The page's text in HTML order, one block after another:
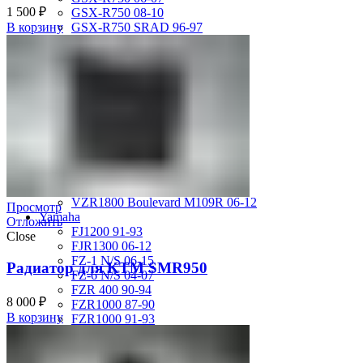
GSX-R750 08-10
GSX-R750 SRAD 96-97
GSX-R750 W 92-95
SV400 98-02
VS750 Intruder 85-91
VZ400 Desperado Winder 99-00
VZ800 Intruder M800 05-11
VZR1800 Boulevard M109R 06-12
Yamaha
FJ1200 91-93
FJR1300 06-12
FZ-1 N/S 06-15
FZ-6 N/S 04-07
FZR 400 90-94
FZR1000 87-90
FZR1000 91-93
1 500 ₽
В корзину
Просмотр
Отложить
Close
Радиатор для KTM SMR950
8 000 ₽
В корзину